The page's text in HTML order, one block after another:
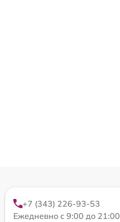
+7 (343) 226-93-53
Ежедневно с 9:00 до 21:00